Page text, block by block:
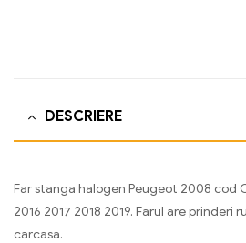
DESCRIERE
Far stanga halogen Peugeot 2008 cod
2016 2017 2018 2019. Farul are prinderi
carcasa.